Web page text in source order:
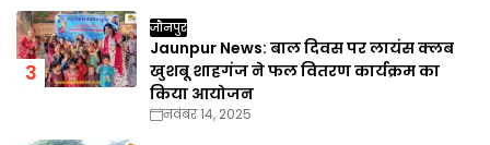
जौनपुर
Jaunpur News: बाल दिवस पर लायंस क्लब
खुशबू शाहगंज ने फल वितरण कार्यक्रम का
किया आयोजन
नवंबर 14, 2025